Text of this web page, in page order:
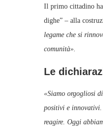
Il primo cittadino
dighe” – alla
legame che si
comunità».
Le
«Siamo orgogliosi
positivi e
reagire. Oggi